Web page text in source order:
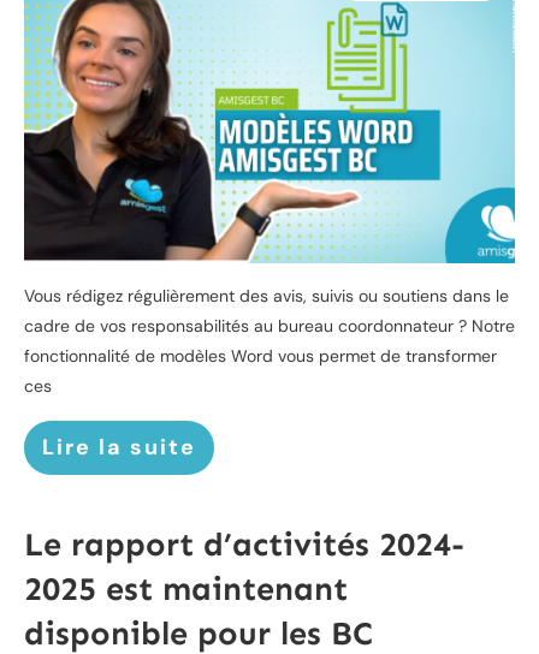
Vous rédigez régulièrement des avis, suivis ou soutiens dans le
cadre de vos responsabilités au bureau coordonnateur ? Notre
fonctionnalité de modèles Word vous permet de transformer
ces
Lire la suite
Le rapport d’activités 2024-
2025 est maintenant
disponible pour les BC